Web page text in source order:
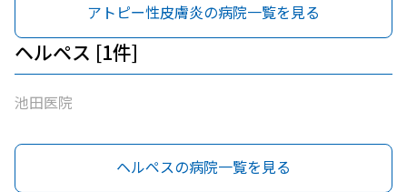
アトピー性皮膚炎の病院一覧を見る
ヘルペス [1件]
池田医院
ヘルペスの病院一覧を見る